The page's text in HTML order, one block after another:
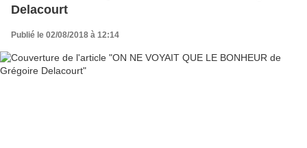
Delacourt
Publié le 02/08/2018 à 12:14